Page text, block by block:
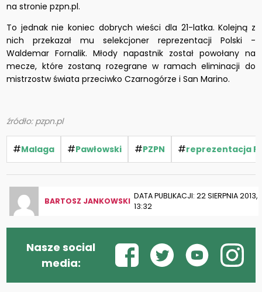
na stronie pzpn.pl.
To jednak nie koniec dobrych wieści dla 21-latka. Kolejną z
nich przekazał mu selekcjoner reprezentacji Polski -
Waldemar Fornalik. Młody napastnik został powołany na
mecze, które zostaną rozegrane w ramach eliminacji do
mistrzostw świata przeciwko Czarnogórze i San Marino.
źródło: pzpn.pl
#Malaga #Pawłowski #PZPN #reprezentacja
BARTOSZ JANKOWSKI
DATA PUBLIKACJI: 22 SIERPNIA 2013,
13:32
Nasze social
media: